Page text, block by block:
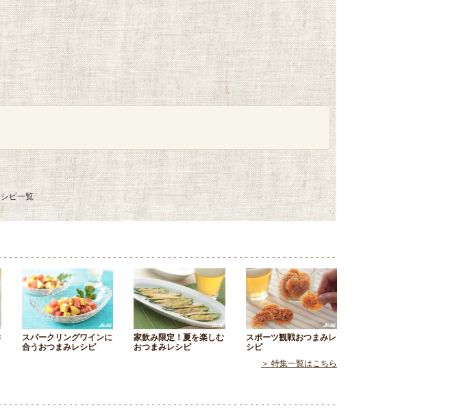
ピ一覧
スパークリングワインに
合うおつまみレシピ
家飲み限定！夏を楽しむ
おつまみレシピ
スポーツ観戦おつまみレ
シピ
＞ 特集一覧はこちら